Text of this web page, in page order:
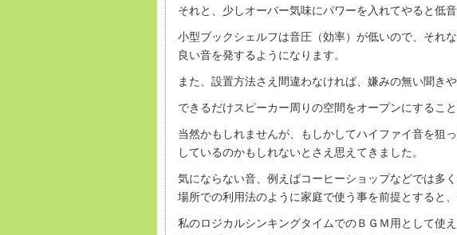
それと、少しオーバー気味にパワーを入れてやると低
小型ブックシェルフは音圧（効率）が低いので、それ
良い音を発するようになります。
また、設置方法さえ間違わなければ、嫌みの無い聞き
できるだけスピーカー周りの空間をオープンにするこ
当然かもしれませんが、もしかしてハイファイ音を狙
しているのかもしれないとさえ思えてきました。
気にならない音、例えばコーヒーショップなどでは多
場所での利用法のように家庭で使う事を前提とすると
私のロジカルシンキングタイムでのＢＧＭ用として使